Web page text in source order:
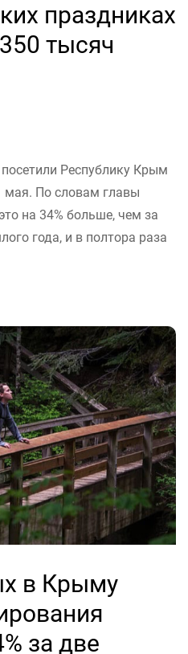
праздниках
тысяч
Республику Крым
мая. По словам главы
на 34% больше, чем за
года, и в полтора раза
в Крыму
за две